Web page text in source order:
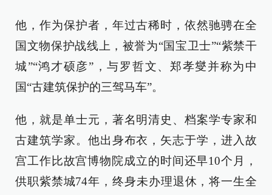
他，作为保护者，年过古稀时，依然驰骋在全
国文物保护战线上，被誉为“国宝卫士”“紫禁干
城”“鸿才硕彦”，与罗哲文、郑孝燮并称为中
国“古建筑保护的三驾马车”。
他，就是单士元，著名明清史、档案学专家和
古建筑学家。他出身布衣，矢志于学，进入故
宫工作比故宫博物院成立的时间还早10个月，
供职紫禁城74年，终身未办理退休，将一生全